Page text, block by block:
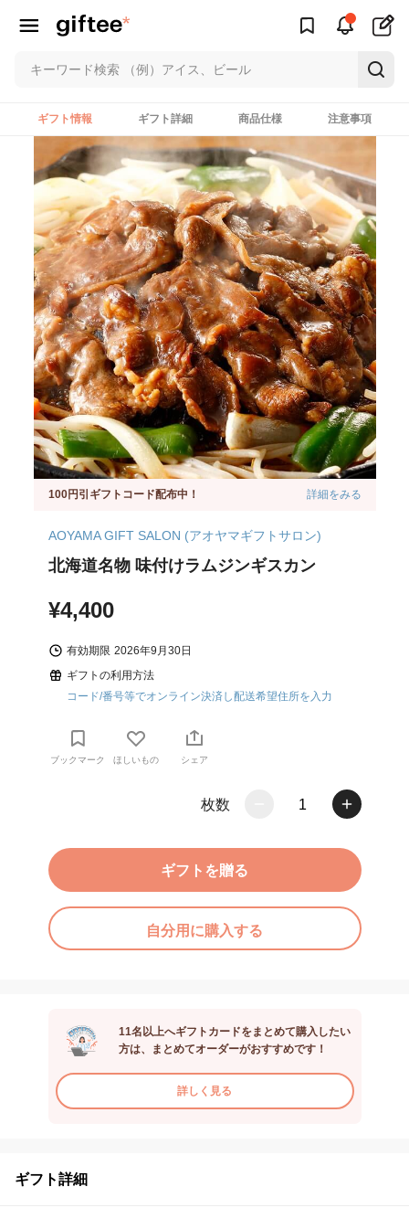
ギフト情報 ギフト詳細 商品仕様 注意事項
100円引ギフトコード配布中！ 詳細をみる
AOYAMA GIFT SALON (アオヤマギフトサロン)
北海道名物 味付けラムジンギスカン
¥4,400
有効期限 2026年9月30日
ギフトの利用方法
コード/番号等でオンライン決済し配送希望住所を入力
ブックマーク ほしいもの シェア
枚数 1
ギフトを贈る
自分用に購入する
11名以上へギフトカードをまとめて購入したい
方は、まとめてオーダーがおすすめです！
詳しく見る
ギフト詳細